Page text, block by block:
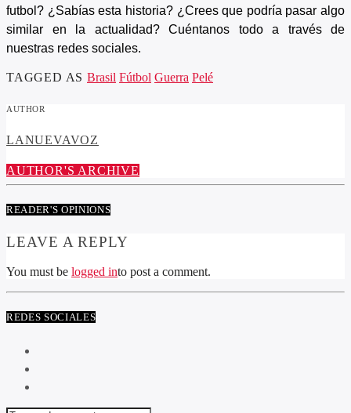
futbol? ¿Sabías esta historia? ¿Crees que podría pasar algo
similar en la actualidad? Cuéntanos todo a través de
nuestras redes sociales.
TAGGED AS Brasil Fútbol Guerra Pelé
AUTHOR
LANUEVAVOZ
AUTHOR'S ARCHIVE
READER'S OPINIONS
LEAVE A REPLY
You must be logged into post a comment.
REDES SOCIALES